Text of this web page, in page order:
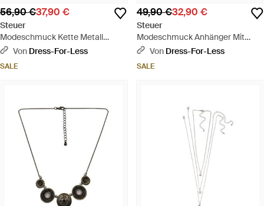
56,90 €37,90 €
Steuer
Modeschmuck Kette Metall
Glasstein Dunkelblau 53Cm
Von Dress-For-Less
SALE
49,90 €32,90 €
Steuer
Modeschmuck Anhänger Mit
Kette Metall Glanz Vergoldet
Von Dress-For-Less
SALE